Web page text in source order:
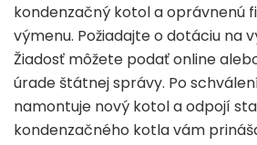
kondenzačný kotol a oprávnenú
výmenu. Požiadajte o dotáciu na
Žiadosť môžete podať online
úrade štátnej správy. Po
namontuje nový kotol a odpojí
kondenzačného kotla vám